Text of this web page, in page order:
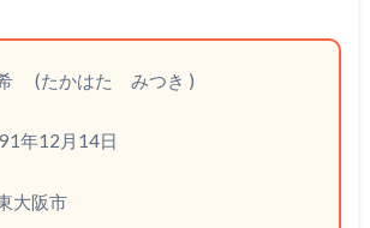
(たかはた みつき )
年12月14日
大阪市